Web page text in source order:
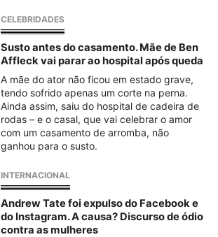
CELEBRIDADES
Susto antes do casamento. Mãe de Ben
Affleck vai parar ao hospital após queda
A mãe do ator não ficou em estado grave,
tendo sofrido apenas um corte na perna.
Ainda assim, saiu do hospital de cadeira de
rodas – e o casal, que vai celebrar o amor
com um casamento de arromba, não
ganhou para o susto.
INTERNACIONAL
Andrew Tate foi expulso do Facebook e
do Instagram. A causa? Discurso de ódio
contra as mulheres